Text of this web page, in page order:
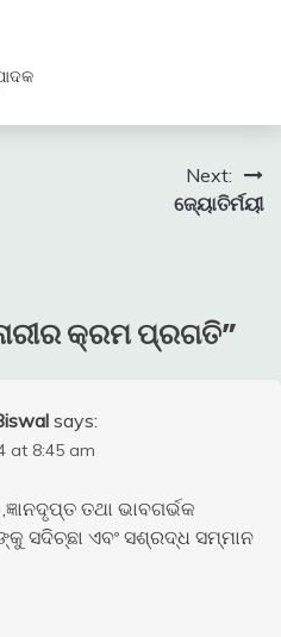
Next:
ଜ୍ୟୋତିର୍ମୟୀ
କ୍ରମ ପ୍ରଗତି”
says:
at 8:45 am
ତଥା ଭାବଗର୍ଭକ
ଏବଂ ସଶ୍ରଦ୍ଧ ସମ୍ମାନ